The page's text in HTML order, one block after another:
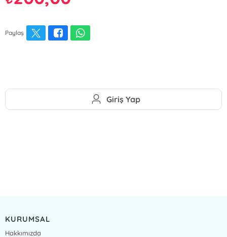
Paylaş
Giriş Yap
KURUMSAL
Hakkımızda